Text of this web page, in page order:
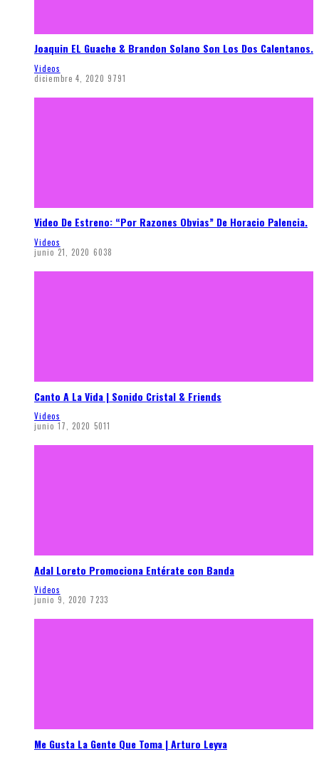
Joaquin EL Guache & Brandon Solano Son Los Dos Calentanos.
Videos
diciembre 4, 2020 9791
Video De Estreno: “Por Razones Obvias” De Horacio Palencia.
Videos
junio 21, 2020 6038
Canto A La Vida | Sonido Cristal & Friends
Videos
junio 17, 2020 5011
Adal Loreto Promociona Entérate con Banda
Videos
junio 9, 2020 7233
Me Gusta La Gente Que Toma | Arturo Leyva